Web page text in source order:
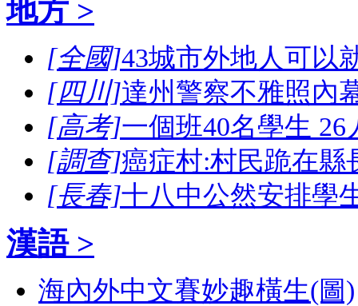
地方 >
[全國]43城市外地人可以
[四川]達州警察不雅照內
[高考]一個班40名學生 26
[調查]癌症村:村民跪在縣
[長春]十八中公然安排學
漢語 >
海內外中文賽妙趣橫生(圖)